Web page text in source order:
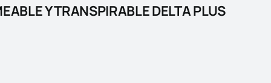
Y TRANSPIRABLE DELTA PLUS